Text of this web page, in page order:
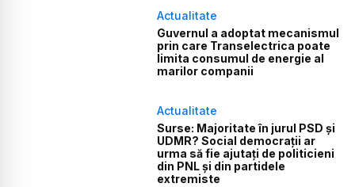
Actualitate
Guvernul a adoptat mecanismul
prin care Transelectrica poate
limita consumul de energie al
marilor companii
Actualitate
Surse: Majoritate în jurul PSD și
UDMR? Social democrații ar
urma să fie ajutați de politicieni
din PNL și din partidele
extremiste